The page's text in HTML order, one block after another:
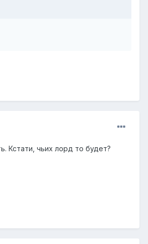
Кстати, чьих лорд то будет?